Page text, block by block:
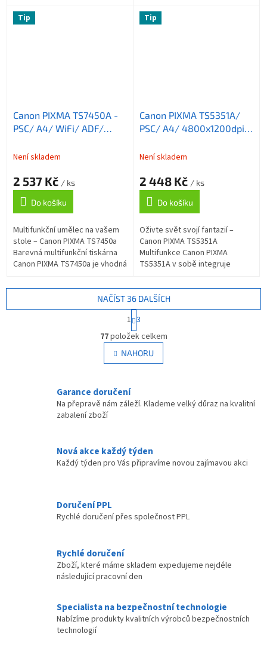
G2470 . Integruje v sobě
tiskárnu , kopírku a...
kanceláře. Integruje v sobě
funkce...
Tip
Canon PIXMA TS7450A -
PSC/ A4/ WiFi/ ADF/
Není skladem
2 537 Kč / ks
Do košíku
Multifunkční umělec na vašem
stole – Canon PIXMA TS7450a
Barevná multifunkční tiskárna
Canon PIXMA TS7450a je vhodná
kanceláře. Integruje v sobě
Tip
Canon PIXMA TS5351A/
PSC/ A4/ 4800x1200dpi/
Není skladem
2 448 Kč / ks
Do košíku
Oživte svět svojí fantazií –
Canon PIXMA TS5351A
Multifunkce Canon PIXMA
TS5351A v sobě integruje
představuje ideálního
pomocníka pro kreativní...
O
v
l
á
c
í
v
k
y
i
s
NAČÍST 36 DALŠÍCH
S
t
r
á
n
k
n
1 3
77položek celkem
NAHORU
Garance doručení
Na přepravě nám záleží. Klademe velký důraz na kvalitní
zabalení zboží
Nová akce každý týden
Každý týden pro Vás připravíme novou zajímavou akci
Doručení PPL
Rychlé doručení přes společnost PPL
Rychlé doručení
Zboží, které máme skladem expedujeme nejdéle
následující pracovní den
Specialista na bezpečnostní technologie
Nabízíme produkty kvalitních výrobců bezpečnostních
technologií